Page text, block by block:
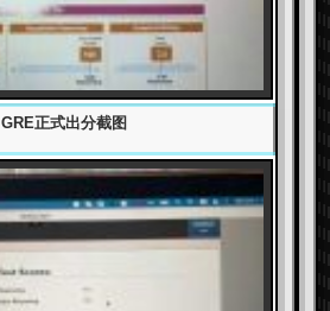
GRE正式出分截图